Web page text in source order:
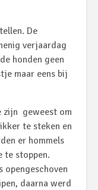
De
verjaardag
honden geen
maar eens bij
zijn geweest om
te steken en
er hommels
te stoppen.
opengeschoven
daarna werd